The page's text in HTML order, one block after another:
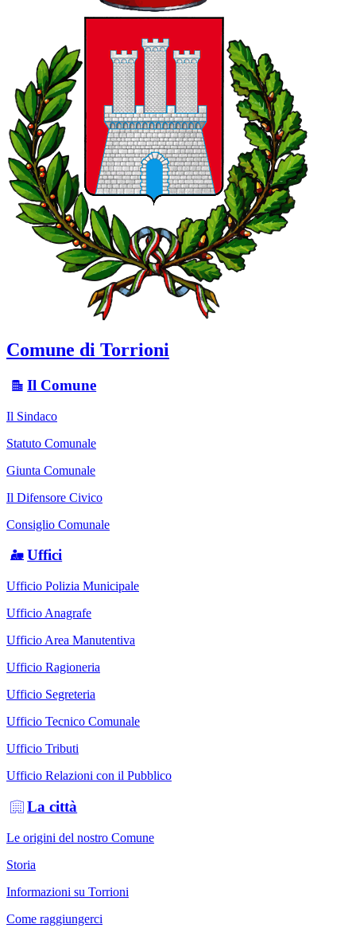
Comune di Torrioni
Il Comune
Il Sindaco
Statuto Comunale
Giunta Comunale
Il Difensore Civico
Consiglio Comunale
Uffici
Ufficio Polizia Municipale
Ufficio Anagrafe
Ufficio Area Manutentiva
Ufficio Ragioneria
Ufficio Segreteria
Ufficio Tecnico Comunale
Ufficio Tributi
Ufficio Relazioni con il Pubblico
La città
Le origini del nostro Comune
Storia
Informazioni su Torrioni
Come raggiungerci